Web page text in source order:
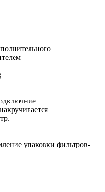
упаковки фильтров-